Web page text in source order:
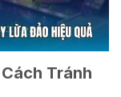
Tránh